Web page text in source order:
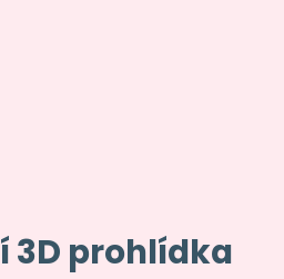
3D prohlídka